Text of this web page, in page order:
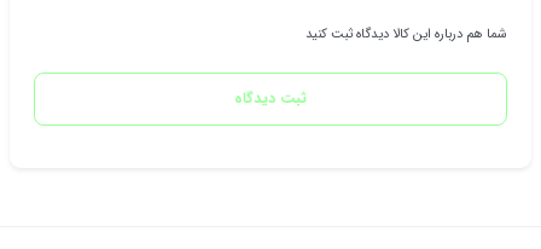
شما هم درباره این کالا دیدگاه ثبت کنید
ثبت دیدگاه